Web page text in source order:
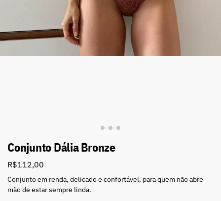
Conjunto Dália Bronze
R$112,00
Conjunto em renda, delicado e confortável, para quem não abre
mão de estar sempre linda.